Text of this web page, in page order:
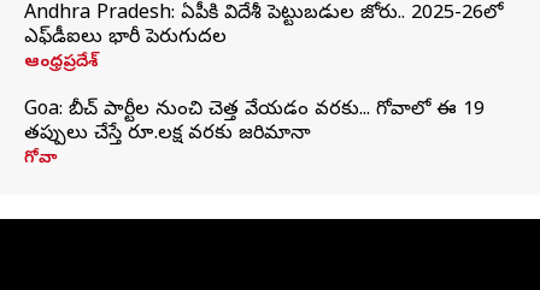
Andhra Pradesh: ఏపీకి విదేశీ పెట్టుబడుల జోరు.. 2025-26లో
ఎఫ్‌డీఐలు భారీ పెరుగుదల
ఆంధ్రప్రదేశ్
Goa: బీచ్ పార్టీల నుంచి చెత్త వేయడం వరకు... గోవాలో ఈ 19
తప్పులు చేస్తే రూ.లక్ష వరకు జరిమానా
గోవా